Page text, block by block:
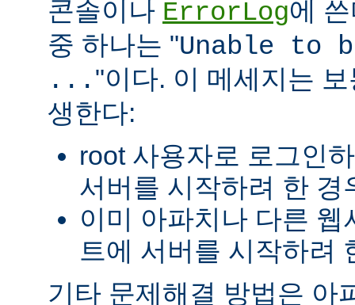
콘솔이나 ErrorLog에
중 하나는 "Unable to
... "이다. 이 메세지는
생한다:
root 사용자로 로그인
서버를 시작하려 한 경
이미 아파치나 다른
트에 서버를 시작하려
기타 문제해결 방법은 아